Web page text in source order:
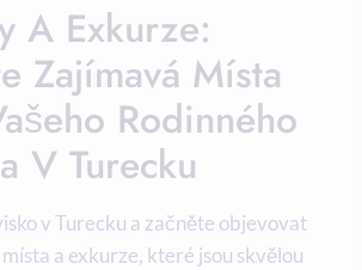
A Exkurze:
Zajímavá Místa
Rodinného
V Turecku
v Turecku a začněte objevovat
a exkurze, které jsou skvělou